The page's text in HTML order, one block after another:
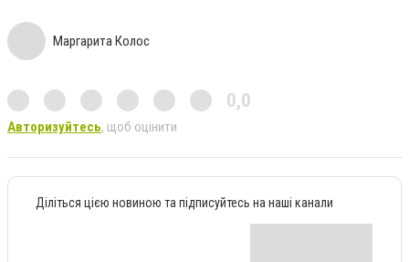
Маргарита Колос
0,0
Авторизуйтесь, щоб оцінити
Діліться цією новиною та підписуйтесь на наші канали